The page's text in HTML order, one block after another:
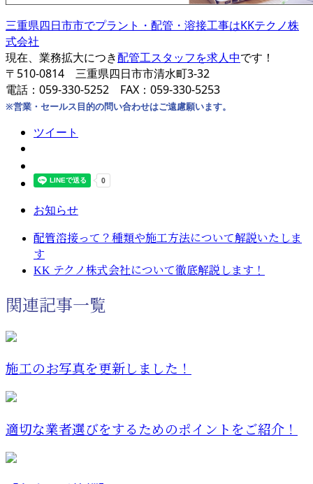
三重県四日市市でプラント・配管・溶接工事はKKテクノ株
式会社
現在、業務拡大につき配管工スタッフを求人中です！
〒510-0814 三重県四日市市清水町3-32
電話：059-330-5252 FAX：059-330-5253
※営業・セールス目的の問い合わせはご遠慮願います。
ツイート
お知らせ
配管溶接って？種類や施工方法について解説いたしま
す
KK テクノ株式会社について徹底解説します！
関連記事一覧
施工のお写真を更新しました！
適切な業者選びをするためのポイントをご紹介！